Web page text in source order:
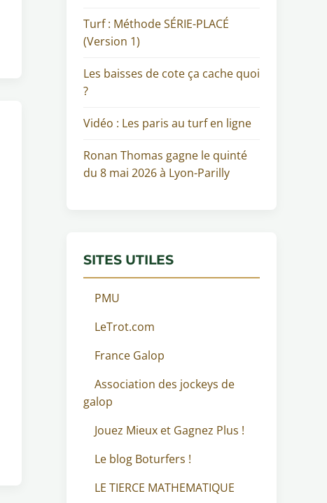
Turf : Méthode SÉRIE-PLACÉ
(Version 1)
Les baisses de cote ça cache quoi
?
Vidéo : Les paris au turf en ligne
Ronan Thomas gagne le quinté
du 8 mai 2026 à Lyon-Parilly
SITES UTILES
PMU
LeTrot.com
France Galop
Association des jockeys de
galop
Jouez Mieux et Gagnez Plus !
Le blog Boturfers !
LE TIERCE MATHEMATIQUE